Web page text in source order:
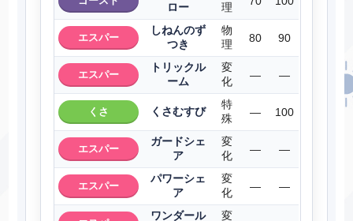
ロー
理
エスパー
しねんのず
つき
物
理
80 90
エスパー
トリックル
ーム
変
化
― ―
くさ くさむすび
特
殊
― 100
エスパー
ガードシェ
ア
変
化
― ―
エスパー
パワーシェ
ア
変
化
― ―
ワンダール
変